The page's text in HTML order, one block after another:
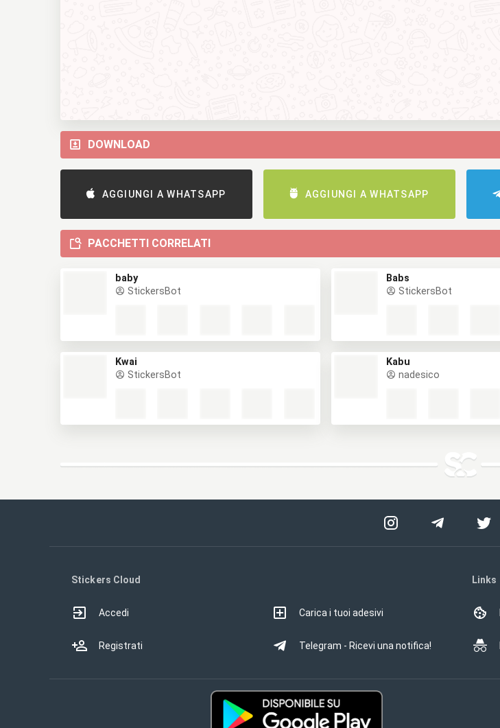
DOWNLOAD
AGGIUNGI A WHATSAPP AGGIUNGI A WHATSAPP
PACCHETTI CORRELATI
baby
StickersBot
Babs
StickersBot
Kwai
StickersBot
Kabu
nadesico
Stickers Cloud
Accedi
Registrati
Carica i tuoi adesivi
Telegram - Ricevi una notifica!
Links